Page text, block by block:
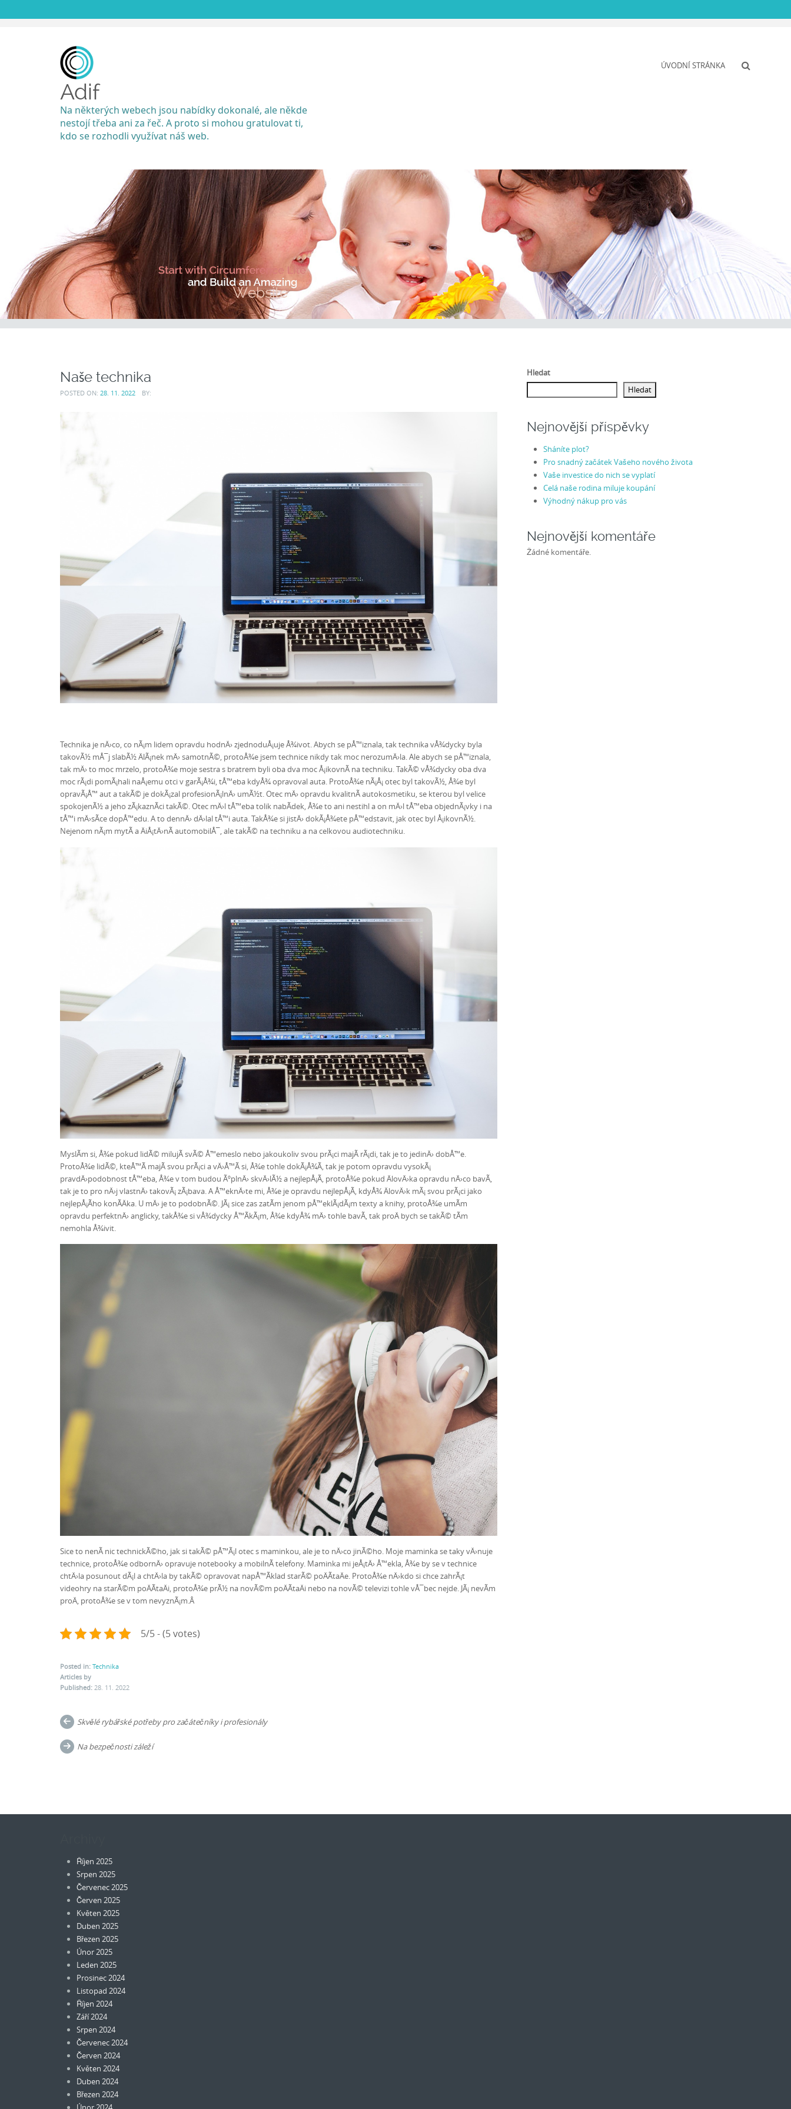
Adif
Na některých webech jsou nabídky dokonalé, ale někde
nestojí třeba ani za řeč. A proto si mohou gratulovat ti,
kdo se rozhodli využívat náš web.
ÚVODNÍ STRÁNKA
Naše technika
POSTED ON: 28. 11. 2022 BY:
Technika je nÄ›co, co nÃ¡m lidem opravdu hodnÄ› zjednoduÅ¡uje Å¾ivot. Abych se pÅ™iznala, tak technika vÅ¾dycky byla
takovÃ½ mÅ¯j slabÃ½ ÄlÃ¡nek mÄ› samotnÃ©, protoÅ¾e jsem technice nikdy tak moc nerozumÄ›la. Ale abych se pÅ™iznala,
tak mÄ› to moc mrzelo, protoÅ¾e moje sestra s bratrem byli oba dva moc Å¡ikovnÃ­ na techniku. TakÃ© vÅ¾dycky oba dva
moc rÃ¡di pomÃ¡hali naÅ¡emu otci v garÃ¡Å¾i, tÅ™eba kdyÅ¾ opravoval auta. ProtoÅ¾e nÃ¡Å¡ otec byl takovÃ½, Å¾e byl
opravÃ¡Å™ aut a takÃ© je dokÃ¡zal profesionÃ¡lnÄ› umÃ½t. Otec mÄ› opravdu kvalitnÃ­ autokosmetiku, se kterou byl velice
spokojenÃ½ a jeho zÃ¡kaznÃ­ci takÃ©. Otec mÄ›l tÅ™eba tolik nabÃ­dek, Å¾e to ani nestihl a on mÄ›l tÅ™eba objednÃ¡vky i na
tÅ™i mÄ›sÃ­ce dopÅ™edu. A to dennÄ› dÄ›lal tÅ™i auta. TakÅ¾e si jistÄ› dokÃ¡Å¾ete pÅ™edstavit, jak otec byl Å¡ikovnÃ½.
Nejenom nÃ¡m mytÃ­ a ÄiÅ¡tÄ›nÃ­ automobilÅ¯, ale takÃ© na techniku a na celkovou audiotechniku.
MyslÃ­m si, Å¾e pokud lidÃ© milujÃ­ svÃ© Å™emeslo nebo jakoukoliv svou prÃ¡ci majÃ­ rÃ¡di, tak je to jedinÄ› dobÅ™e.
ProtoÅ¾e lidÃ©, kteÅ™Ã­ majÃ­ svou prÃ¡ci a vÄ›Å™Ã­ si, Å¾e tohle dokÃ¡Å¾Ã­, tak je potom opravdu vysokÃ¡
pravdÄ›podobnost tÅ™eba, Å¾e v tom budou ÃºplnÄ› skvÄ›lÃ½ a nejlepÅ¡Ã­, protoÅ¾e pokud ÄlovÄ›ka opravdu nÄ›co bavÃ­,
tak je to pro nÄ›j vlastnÄ› takovÃ¡ zÃ¡bava. A Å™eknÄ›te mi, Å¾e je opravdu nejlepÅ¡Ã­, kdyÅ¾ ÄlovÄ›k mÃ¡ svou prÃ¡ci jako
nejlepÅ¡Ã­ho konÃ­Äka. U mÄ› je to podobnÃ©. JÃ¡ sice zas zatÃ­m jenom pÅ™eklÃ¡dÃ¡m texty a knihy, protoÅ¾e umÃ­m
opravdu perfektnÄ› anglicky, takÅ¾e si vÅ¾dycky Å™Ã­kÃ¡m, Å¾e kdyÅ¾ mÄ› tohle bavÃ­, tak proÄ bych se takÃ© tÃ­m
nemohla Å¾ivit.
Sice to nenÃ­ nic technickÃ©ho, jak si takÃ© pÅ™Ã¡l otec s maminkou, ale je to nÄ›co jinÃ©ho. Moje maminka se taky vÄ›nuje
technice, protoÅ¾e odbornÄ› opravuje notebooky a mobilnÃ­ telefony. Maminka mi jeÅ¡tÄ› Å™ekla, Å¾e by se v technice
chtÄ›la posunout dÃ¡l a chtÄ›la by takÃ© opravovat napÅ™Ã­klad starÃ© poÄÃ­taÄe. ProtoÅ¾e nÄ›kdo si chce zahrÃ¡t
videohry na starÃ©m poÄÃ­taÄi, protoÅ¾e prÃ½ na novÃ©m poÄÃ­taÄi nebo na novÃ© televizi tohle vÅ¯bec nejde. JÃ¡ nevÃ­m
proÄ, protoÅ¾e se v tom nevyznÃ¡m.Â
5/5 - (5 votes)
Posted in: Technika
Articles by
Published: 28. 11. 2022
Post
navigation
Skvělé rybářské potřeby pro začátečníky i profesionály
Na bezpečnosti záleží
Hledat
Hledat
Nejnovější příspěvky
Sháníte plot?
Pro snadný začátek Vašeho nového života
Vaše investice do nich se vyplatí
Celá naše rodina miluje koupání
Výhodný nákup pro vás
Nejnovější komentáře
Žádné komentáře.
Říjen 2025
Srpen 2025
Červenec 2025
Červen 2025
Květen 2025
Duben 2025
Březen 2025
Únor 2025
Leden 2025
Prosinec 2024
Listopad 2024
Říjen 2024
Září 2024
Srpen 2024
Červenec 2024
Červen 2024
Květen 2024
Duben 2024
Březen 2024